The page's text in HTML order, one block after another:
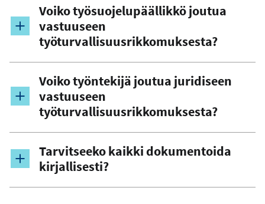
Voiko työsuojelupäällikkö joutua
vastuuseen
työturvallisuusrikkomuksesta?
Voiko työntekijä joutua juridiseen
vastuuseen
työturvallisuusrikkomuksesta?
Tarvitseeko kaikki dokumentoida
kirjallisesti?